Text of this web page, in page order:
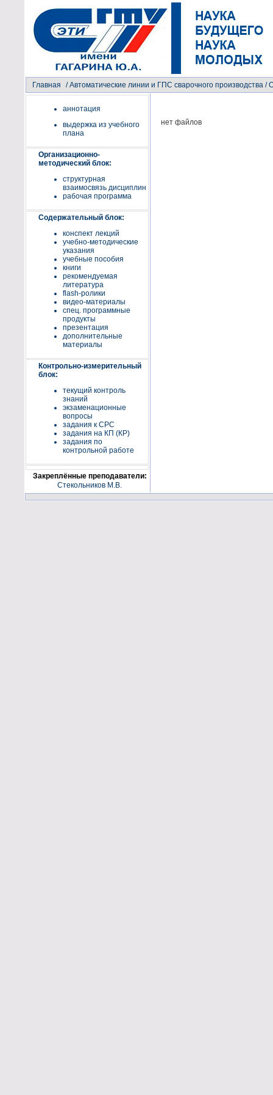
Главная /Автоматические линии и ГПС сварочного производства /
аннотация
выдержка из учебного
плана
Организационно-
методический блок:
структурная
взаимосвязь дисциплин
рабочая программа
Содержательный блок:
конспект лекций
учебно-методические
указания
учебные пособия
книги
рекомендуемая
литература
flash-ролики
видео-материалы
спец. программные
продукты
презентация
дополнительные
материалы
Контрольно-измерительный
блок:
текущий контроль
знаний
экзаменационные
вопросы
задания к СРС
задания на КП (КР)
задания по
контрольной работе
Закреплённые преподаватели:
Стекольников М.В.
нет файлов